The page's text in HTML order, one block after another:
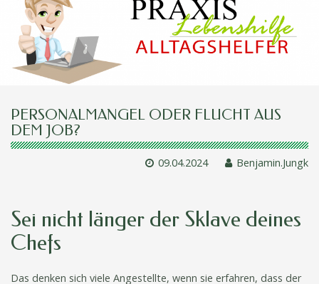
PERSONALMANGEL ODER FLUCHT AUS
DEM JOB?
09.04.2024 Benjamin.Jungk
Sei nicht länger der Sklave deines
Chefs
Das denken sich viele Angestellte, wenn sie erfahren, dass der